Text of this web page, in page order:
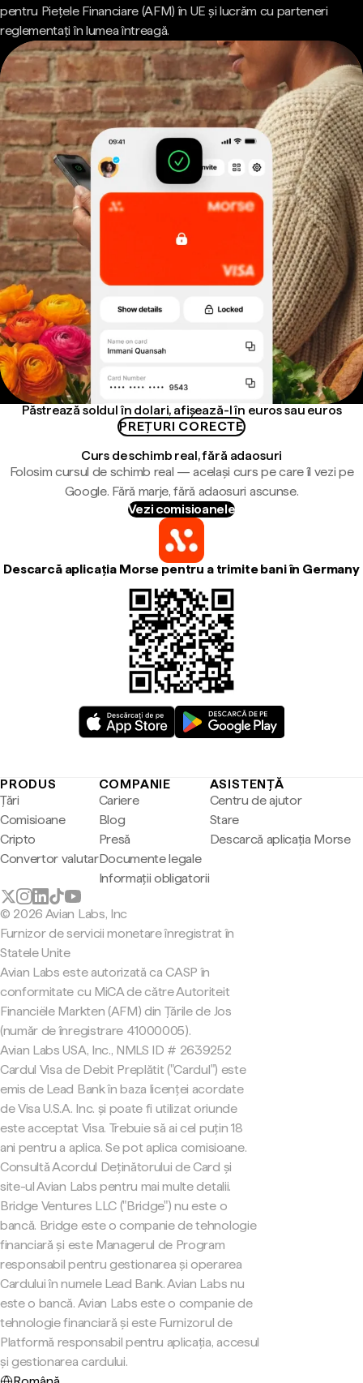
pentru Piețele Financiare (AFM) în UE și lucrăm cu parteneri
reglementați în lumea întreagă.
Păstrează soldul în dolari, afișează-l în euros sau euros
PREȚURI CORECTE
Curs de schimb real, fără adaosuri
Folosim cursul de schimb real — același curs pe care îl vezi pe
Google. Fără marje, fără adaosuri ascunse.
Vezi comisioanele
Descarcă aplicația Morse pentru a trimite bani în Germany
PRODUS
Țări
Comisioane
Cripto
Convertor valutar
COMPANIE
Cariere
Blog
Presă
Documente legale
Informații obligatorii
ASISTENȚĂ
Centru de ajutor
Stare
Descarcă aplicația Morse
© 2026 Avian Labs, Inc
Furnizor de servicii monetare înregistrat în
Statele Unite
Avian Labs este autorizată ca CASP în
conformitate cu MiCA de către Autoriteit
Financiële Markten (AFM) din Țările de Jos
(număr de înregistrare 41000005).
Avian Labs USA, Inc., NMLS ID # 2639252
Cardul Visa de Debit Preplătit ("Cardul") este
emis de Lead Bank în baza licenței acordate
de Visa U.S.A. Inc. și poate fi utilizat oriunde
este acceptat Visa. Trebuie să ai cel puțin 18
ani pentru a aplica. Se pot aplica comisioane.
Consultă Acordul Deținătorului de Card și
site-ul Avian Labs pentru mai multe detalii.
Bridge Ventures LLC ("Bridge") nu este o
bancă. Bridge este o companie de tehnologie
financiară și este Managerul de Program
responsabil pentru gestionarea și operarea
Cardului în numele Lead Bank. Avian Labs nu
este o bancă. Avian Labs este o companie de
tehnologie financiară și este Furnizorul de
Platformă responsabil pentru aplicația, accesul
și gestionarea cardului.